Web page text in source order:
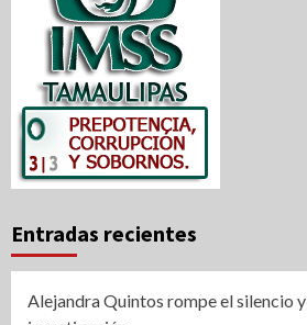
Entradas recientes
Alejandra Quintos rompe el silencio